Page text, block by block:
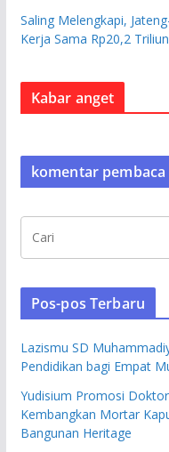
Saling Melengkapi,
Kerja Sama Rp20,2 Triliun
Kabar anget
komentar pembaca
Pos-pos Terbaru
Lazismu SD
Pendidikan bagi Empat
Yudisium Promosi
Kembangkan Mortar
Bangunan Heritage